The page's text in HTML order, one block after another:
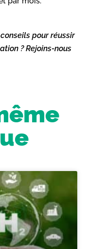
pour réussir
? Rejoins-nous